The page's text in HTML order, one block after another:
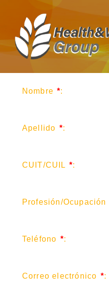
Nombre *:
Apellido *:
CUIT/CUIL *:
Profesión/Ocupación
Teléfono *:
Correo electrónico *: